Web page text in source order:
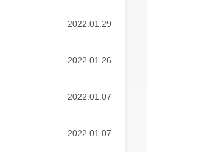
2022.01.29
2022.01.26
2022.01.07
2022.01.07